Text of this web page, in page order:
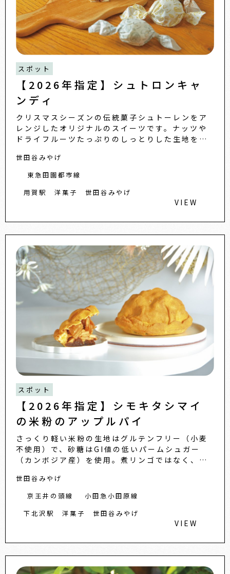
スポット
【2026年指定】シュトロンキャ
ンディ
クリスマスシーズンの伝統菓子シュトーレンをア
レンジしたオリジナルのスイーツです。ナッツや
ドライフルーツたっぷりのしっとりした生地を、
ィング。食べやすい一口サ...
世田谷みやげ
東急田園都市線
用賀駅
洋菓子 世田谷みやげ
VIEW
スポット
【2026年指定】シモキタシマイ
の米粉のアップルパイ
さっくり軽い米粉の生地はグルテンフリー（小麦
不使用）で、砂糖はGI値の低いパームシュガー
（カンボジア産）を使用。煮リンゴではなく、マ
実のみずみずしさやシャキ...
世田谷みやげ
京王井の頭線
小田急小田原線
下北沢駅
洋菓子 世田谷みやげ
VIEW